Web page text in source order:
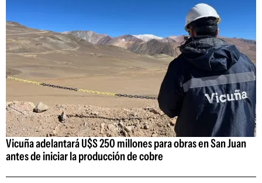
Vicuña adelantará U$S 250 millones para obras en San Juan
antes de iniciar la producción de cobre